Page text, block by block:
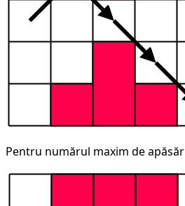
Pentru numărul maxim de